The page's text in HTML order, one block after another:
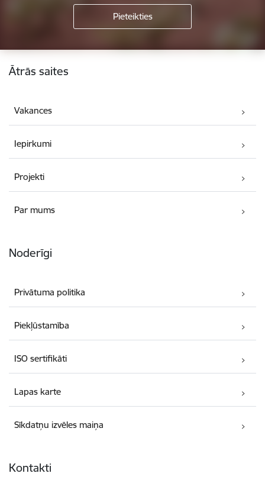
Kājene
Ātrās saites
Vakances
Iepirkumi
Projekti
Par mums
Noderīgi
Privātuma politika
Piekļūstamība
ISO sertifikāti
Lapas karte
Sīkdatņu izvēles maiņa
Kontakti